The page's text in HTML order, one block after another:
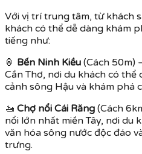
Với vị trí trung tâm, từ khách
khách có thể dễ dàng khám
tiếng như:
🏮 Bến Ninh Kiều (Cách 50m)
Cần Thơ, nơi du khách có
cảnh sông Hậu và khám phá
🚤 Chợ nổi Cái Răng (Cách
nổi lớn nhất miền Tây, nơi du
văn hóa sông nước độc đáo
trưng.